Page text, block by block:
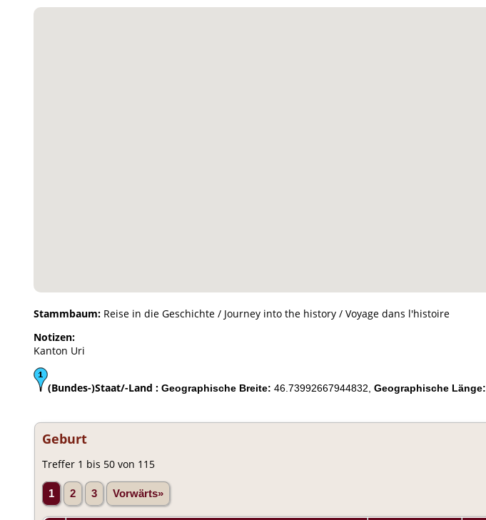
Stammbaum: Reise in die Geschichte / Journey into the history / Voyage dans l'histoire
Notizen:
Kanton Uri
(Bundes-)Staat/-Land : Geographische Breite: 46.73992667944832, Geographische Länge:
Geburt
Treffer 1 bis 50 von 115
1 2 3 Vorwärts»